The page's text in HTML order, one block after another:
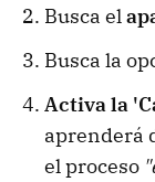
Busca el
Busca la
Activa la
aprenderá
el proceso